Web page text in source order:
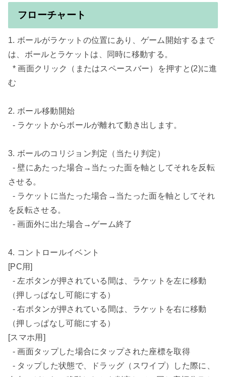
フローチャート
1. ボールがラケットの位置にあり、ゲーム開始するまで
は、ボールとラケットは、同時に移動する。
む
2. ボール移動開始
3. ボールのコリジョン判定（当たり判定）
させる。
を反転させる。
4. コントロールイベント
[PC用]
（押しっぱなし可能にする）
（押しっぱなし可能にする）
[スマホ用]